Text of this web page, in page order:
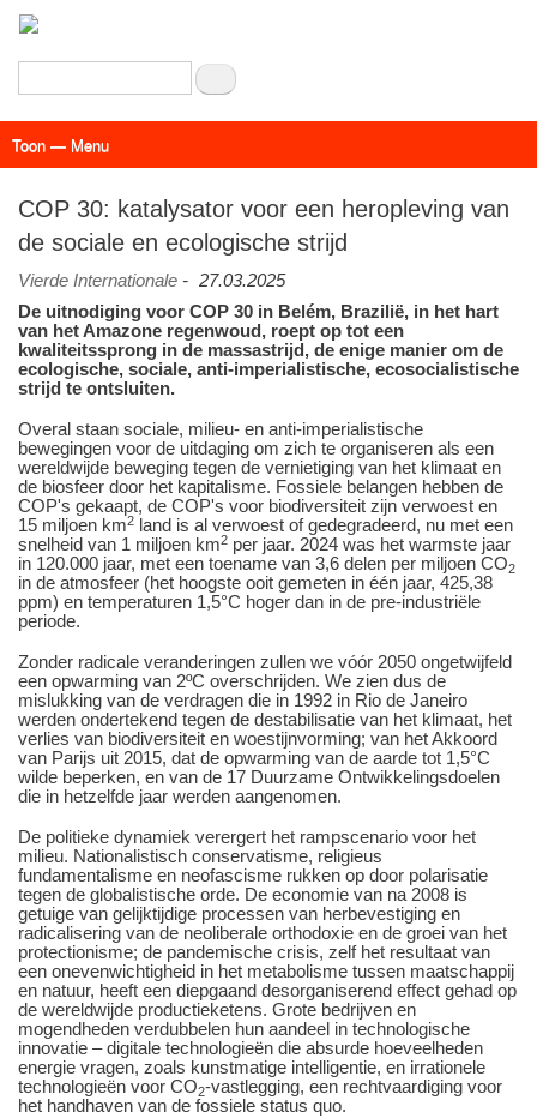
inhoud
Zoeken
Menu
Toon — Menu
COP 30: katalysator voor een heropleving van
de sociale en ecologische strijd
Vierde Internationale - 27.03.2025
De uitnodiging voor COP 30 in Belém, Brazilië, in het hart
van het Amazone regenwoud, roept op tot een
kwaliteitssprong in de massastrijd, de enige manier om de
ecologische, sociale, anti-imperialistische, ecosocialistische
strijd te ontsluiten.
Overal staan sociale, milieu- en anti-imperialistische
bewegingen voor de uitdaging om zich te organiseren als een
wereldwijde beweging tegen de vernietiging van het klimaat en
de biosfeer door het kapitalisme. Fossiele belangen hebben de
COP's gekaapt, de COP's voor biodiversiteit zijn verwoest en
15 miljoen km2 land is al verwoest of gedegradeerd, nu met een
snelheid van 1 miljoen km2 per jaar. 2024 was het warmste jaar
in 120.000 jaar, met een toename van 3,6 delen per miljoen CO2
in de atmosfeer (het hoogste ooit gemeten in één jaar, 425,38
ppm) en temperaturen 1,5°C hoger dan in de pre-industriële
periode.
Zonder radicale veranderingen zullen we vóór 2050 ongetwijfeld
een opwarming van 2ºC overschrijden. We zien dus de
mislukking van de verdragen die in 1992 in Rio de Janeiro
werden ondertekend tegen de destabilisatie van het klimaat, het
verlies van biodiversiteit en woestijnvorming; van het Akkoord
van Parijs uit 2015, dat de opwarming van de aarde tot 1,5°C
wilde beperken, en van de 17 Duurzame Ontwikkelingsdoelen
die in hetzelfde jaar werden aangenomen.
De politieke dynamiek verergert het rampscenario voor het
milieu. Nationalistisch conservatisme, religieus
fundamentalisme en neofascisme rukken op door polarisatie
tegen de globalistische orde. De economie van na 2008 is
getuige van gelijktijdige processen van herbevestiging en
radicalisering van de neoliberale orthodoxie en de groei van het
protectionisme; de pandemische crisis, zelf het resultaat van
een onevenwichtigheid in het metabolisme tussen maatschappij
en natuur, heeft een diepgaand desorganiserend effect gehad op
de wereldwijde productieketens. Grote bedrijven en
mogendheden verdubbelen hun aandeel in technologische
innovatie – digitale technologieën die absurde hoeveelheden
energie vragen, zoals kunstmatige intelligentie, en irrationele
technologieën voor CO2-vastlegging, een rechtvaardiging voor
het handhaven van de fossiele status quo.